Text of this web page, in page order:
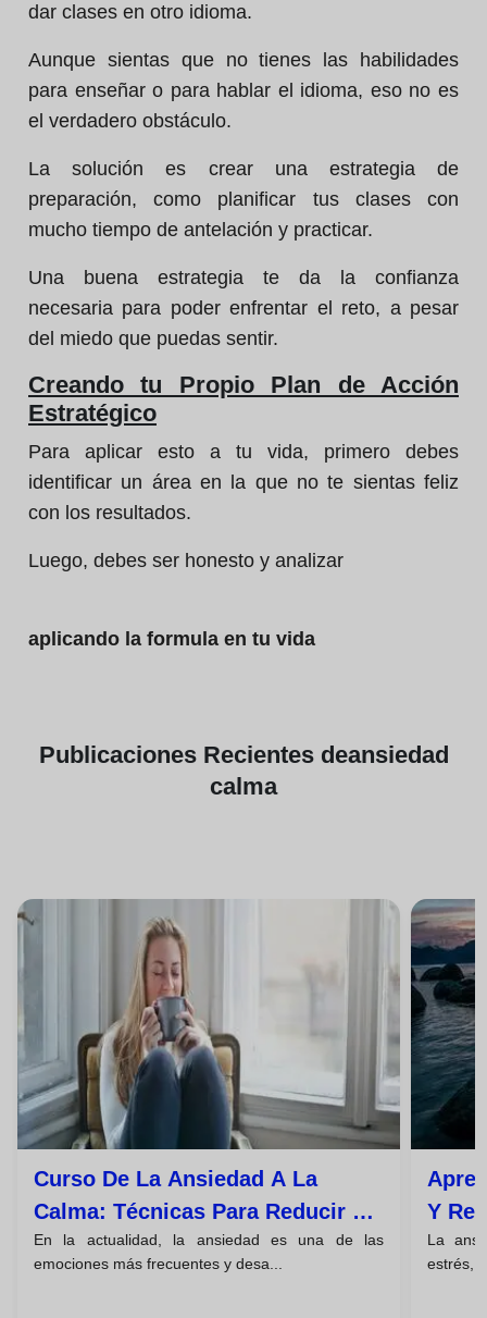
dar clases en otro idioma.
Aunque sientas que no tienes las habilidades
para enseñar o para hablar el idioma, eso no es
el verdadero obstáculo.
La solución es crear una estrategia de
preparación, como planificar tus clases con
mucho tiempo de antelación y practicar.
Una buena estrategia te da la confianza
necesaria para poder enfrentar el reto, a pesar
del miedo que puedas sentir.
Creando tu Propio Plan de Acción
Estratégico
Para aplicar esto a tu vida, primero debes
identificar un área en la que no te sientas feliz
con los resultados.
Luego, debes ser honesto y analizar
aplicando la formula en tu vida
Publicaciones Recientes deansiedad
calma
Curso De La Ansiedad A La
Calma: Técnicas Para Reducir El
Estrés Y Vivir Tranquilo
En la actualidad, la ansiedad es una de las
emociones más frecuentes y desa...
Y
La
estrés,